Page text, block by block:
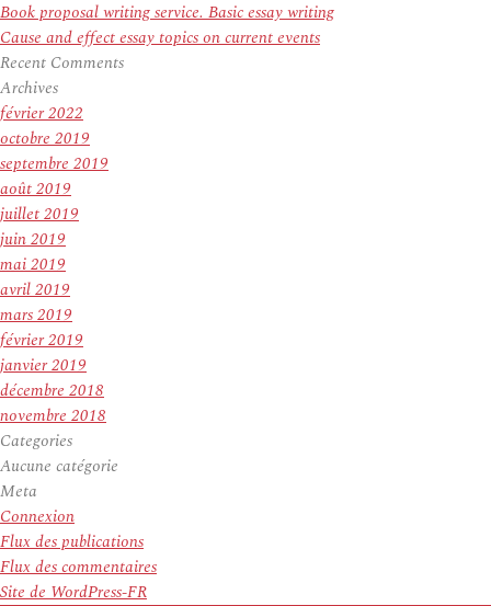
Book proposal writing service. Basic essay writing
Cause and effect essay topics on current events
Recent Comments
Archives
février 2022
octobre 2019
septembre 2019
août 2019
juillet 2019
juin 2019
mai 2019
avril 2019
mars 2019
février 2019
janvier 2019
décembre 2018
novembre 2018
Categories
Aucune catégorie
Meta
Connexion
Flux des publications
Flux des commentaires
Site de WordPress-FR